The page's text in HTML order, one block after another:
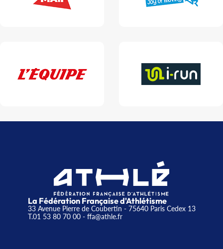
La Fédération Française d'Athlétisme
33 Avenue Pierre de Coubertin - 75640 Paris Cedex 13
T.01 53 80 70 00- ffa@athle.fr